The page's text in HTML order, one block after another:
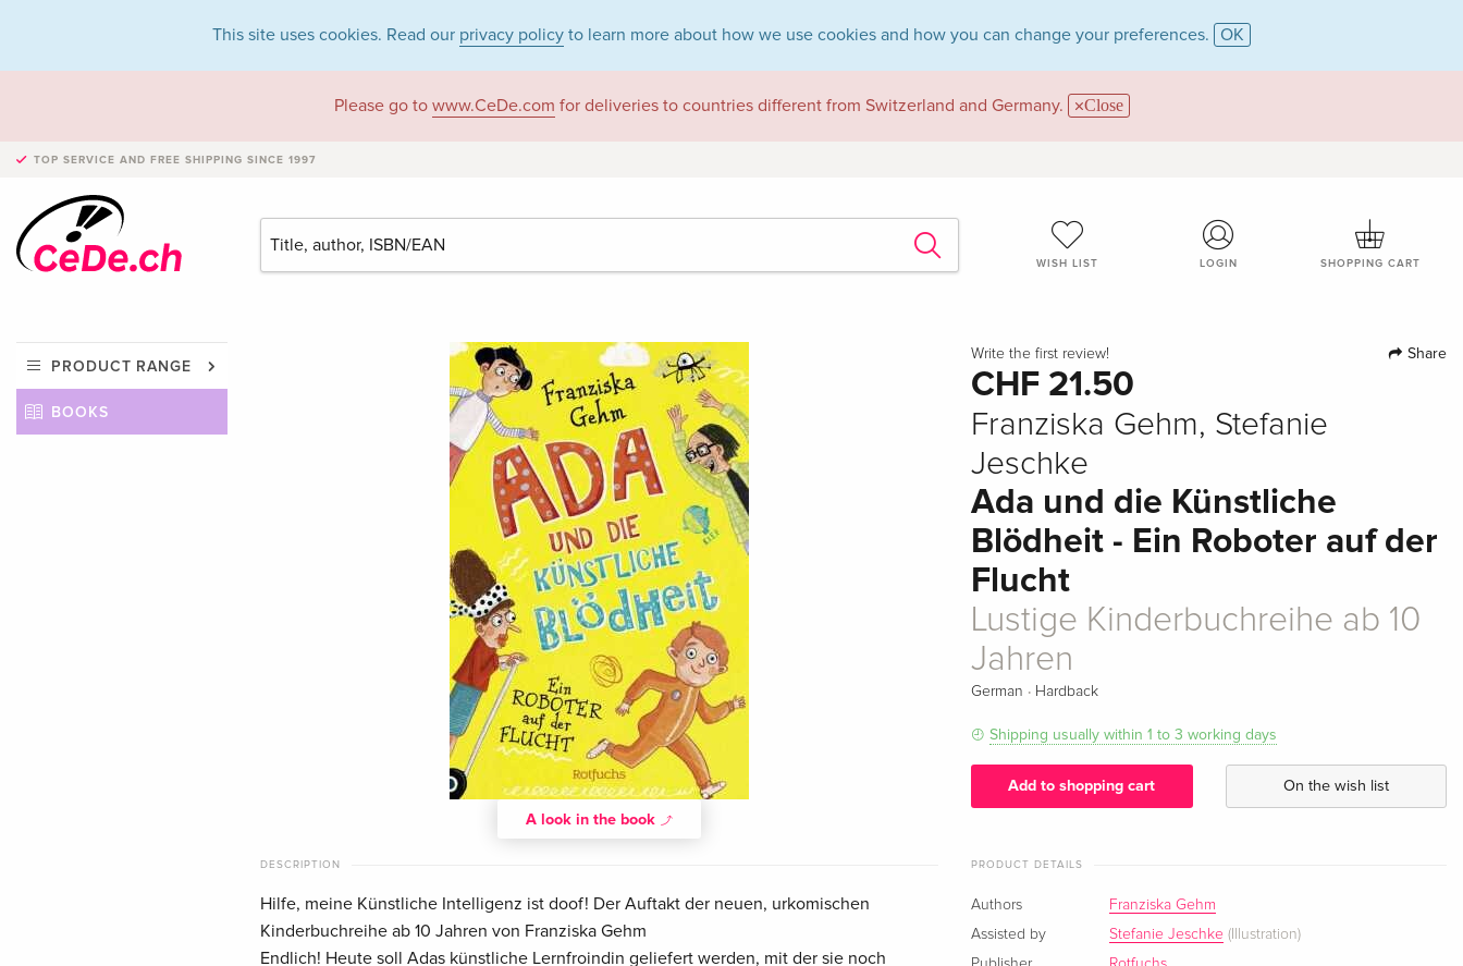
This site uses cookies. Read our privacy policy to learn more about how we use cookies and how you can change your preferences. OK
Please go to www.CeDe.com for deliveries to countries different from Switzerland and Germany. Close
TOP SERVICE AND FREE SHIPPING SINCE 1997
WISH LIST LOGIN SHOPPING CART
PRODUCT RANGE
BOOKS
A look in the book
Write the first review! Share
CHF 21.50
Franziska Gehm, Stefanie
Jeschke
Ada und die Künstliche
Blödheit - Ein Roboter auf der
Flucht
Lustige Kinderbuchreihe ab 10
Jahren
German · Hardback
Shipping usually within 1 to 3 working days
Add to shopping cart On the wish list
DESCRIPTION
Hilfe, meine Künstliche Intelligenz ist doof! Der Auftakt der neuen, urkomischen
Kinderbuchreihe ab 10 Jahren von Franziska Gehm
Endlich! Heute soll Adas künstliche Lernfroindin geliefert werden, mit der sie noch
PRODUCT DETAILS
Authors
Franziska Gehm
Assisted by
Stefanie Jeschke (Illustration)